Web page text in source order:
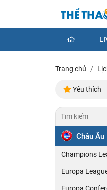
Trang chủ
Yêu thích
Châu Âu
Champions
Europa
Europa